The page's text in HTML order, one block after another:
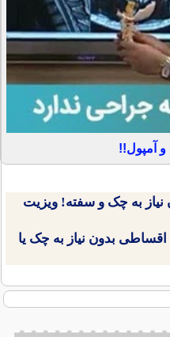
آمپول!!
نیاز به چک و سفته! ویزیت
اقساطی بدون نیاز به چک یا